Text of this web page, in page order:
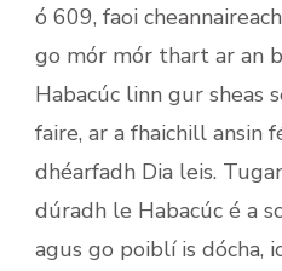
ó 609, faoi
go mór mór thart ar an
Habacúc linn gur sheas
faire, ar a fhaichill ansin
dhéarfadh Dia leis.
dúradh le Habacúc é a
agus go poiblí is dócha,